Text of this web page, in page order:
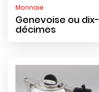
Monnaie
Genevoise ou dix-
décimes